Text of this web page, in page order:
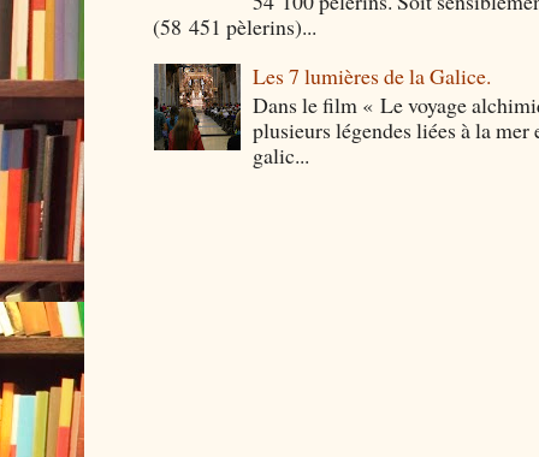
(58 451 pèlerins)...
Les 7 lumières de la Galice.
Dans le film « Le voyage
plusieurs légendes liées à la mer
galic...